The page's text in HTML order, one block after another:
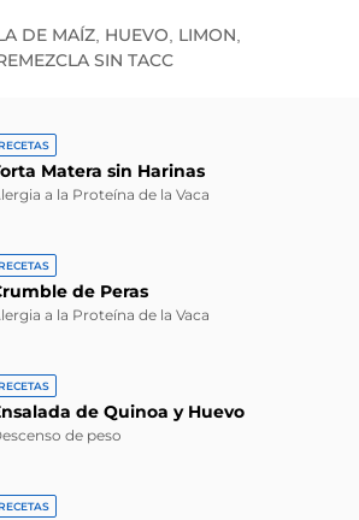
DE MAÍZ HUEVO LIMON
SIN TACC
Matera sin Harinas
a la Proteína de la Vaca
de Peras
a la Proteína de la Vaca
de Quinoa y Huevo
de peso